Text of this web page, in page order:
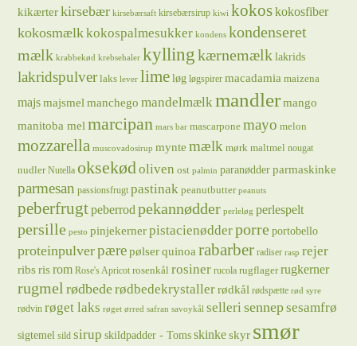
kikærterkirsebær kirsebærsaft kirsebærsirup kiwi kokoskokosfiber
kokosmælkkokospalmesukker kondens kondenseret
mælk krabbekød krebsehaler kylling kærnemælk lakrids
lakridspulver laks lever lime løg løgspirer macadamia maizena
majsmajsmel manchego mandelmælkmandler mango
manitoba mel marcipan mars bar mascarpone mayo melon
mozzarella muscovadosirup mynte mælk mørk maltmel nougat
nudler Nutella oksekødoliven ost palmin paranødder parmaskinke
parmesan passionsfrugt pastinak peanutbutter peanuts
peberfrugtpeberrodpekannødder perleløg perlespelt
persille pesto pinjekerner pistacienødderporre portobello
proteinpulverpære pølser quinoa rabarber radiser rasp rejer
ribs risrom Rose's Apricot rosenkål rosiner rucola rugflager rugkerner
rugmel rødbederødbedekrystallerrødkål rødspætte rød syre
rødvin røget laks røget ørred safran savoykål sellerisennepsesamfrø
sigtemel sild sirup skildpadder - Toms skinke skyr smør